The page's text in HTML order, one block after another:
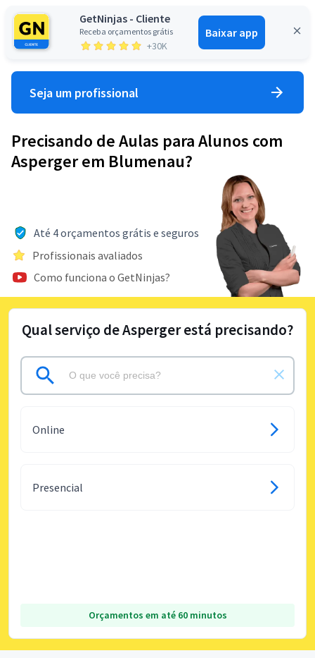
GetNinjas - Cliente
Receba orçamentos grátis
+30K
Baixar app
Entrar
Seja um profissional
Precisando de Aulas para Alunos com
Asperger em Blumenau?
Até 4 orçamentos grátis e seguros
Profissionais avaliados
Como funciona o GetNinjas?
Qual serviço de Asperger está precisando?
Online
Presencial
Orçamentos em até 60 minutos